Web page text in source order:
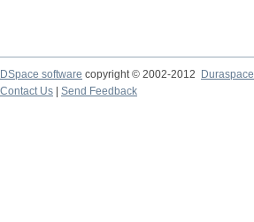
DSpace software copyright © 2002-2012
Duraspace
Contact Us
Send Feedback